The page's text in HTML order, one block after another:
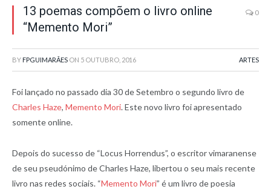
13 poemas compõem o livro online
“Memento Mori”
0
BY FPGUIMARÃES ON 5 OUTUBRO, 2016 ARTES
Foi lançado no passado dia 30 de Setembro o segundo livro de
Charles Haze, Memento Mori. Este novo livro foi apresentado
somente online.
Depois do sucesso de “Locus Horrendus”, o escritor vimaranense
de seu pseudónimo de Charles Haze, libertou o seu mais recente
livro nas redes sociais. “Memento Mori” é um livro de poesia